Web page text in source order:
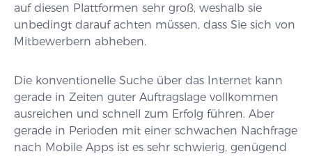
auf diesen Plattformen sehr groß, weshalb sie
unbedingt darauf achten müssen, dass Sie sich von
Mitbewerbern abheben.
Die konventionelle Suche über das Internet kann
gerade in Zeiten guter Auftragslage vollkommen
ausreichen und schnell zum Erfolg führen. Aber
gerade in Perioden mit einer schwachen Nachfrage
nach Mobile Apps ist es sehr schwierig, genügend